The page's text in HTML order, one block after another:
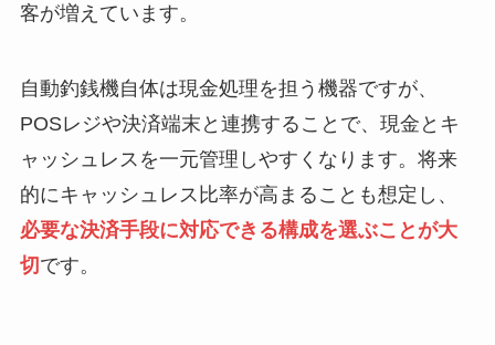
客が増えています。
自動釣銭機自体は現金処理を担う機器ですが、
POSレジや決済端末と連携することで、現金とキ
ャッシュレスを一元管理しやすくなります。将来
的にキャッシュレス比率が高まることも想定し、
必要な決済手段に対応できる構成を選ぶことが大
切です。